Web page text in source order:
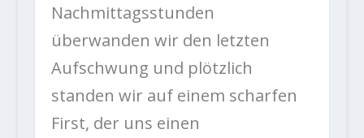
Nachmittagsstunden
überwanden wir den letzten
Aufschwung und plötzlich
standen wir auf einem scharfen
First, der uns einen